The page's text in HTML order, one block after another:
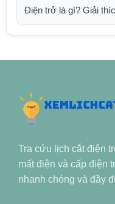
Điện trở là gì? Giải
Tra cứu lịch cắt điện
mất điện và cấp điện
nhanh chóng và đầy